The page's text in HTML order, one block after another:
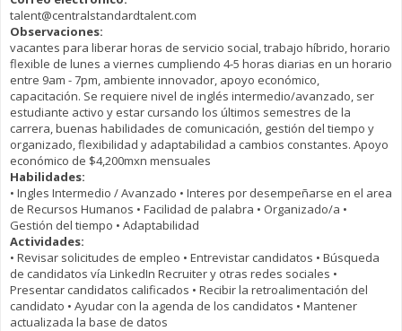
talent@centralstandardtalent.com
Observaciones:
vacantes para liberar horas de servicio social, trabajo híbrido, horario
flexible de lunes a viernes cumpliendo 4-5 horas diarias en un horario
entre 9am - 7pm, ambiente innovador, apoyo económico,
capacitación. Se requiere nivel de inglés intermedio/avanzado, ser
estudiante activo y estar cursando los últimos semestres de la
carrera, buenas habilidades de comunicación, gestión del tiempo y
organizado, flexibilidad y adaptabilidad a cambios constantes. Apoyo
económico de $4,200mxn mensuales
Habilidades:
• Ingles Intermedio / Avanzado • Interes por desempeñarse en el area
de Recursos Humanos • Facilidad de palabra • Organizado/a •
Gestión del tiempo • Adaptabilidad
Actividades:
• Revisar solicitudes de empleo • Entrevistar candidatos • Búsqueda
de candidatos vía LinkedIn Recruiter y otras redes sociales •
Presentar candidatos calificados • Recibir la retroalimentación del
candidato • Ayudar con la agenda de los candidatos • Mantener
actualizada la base de datos